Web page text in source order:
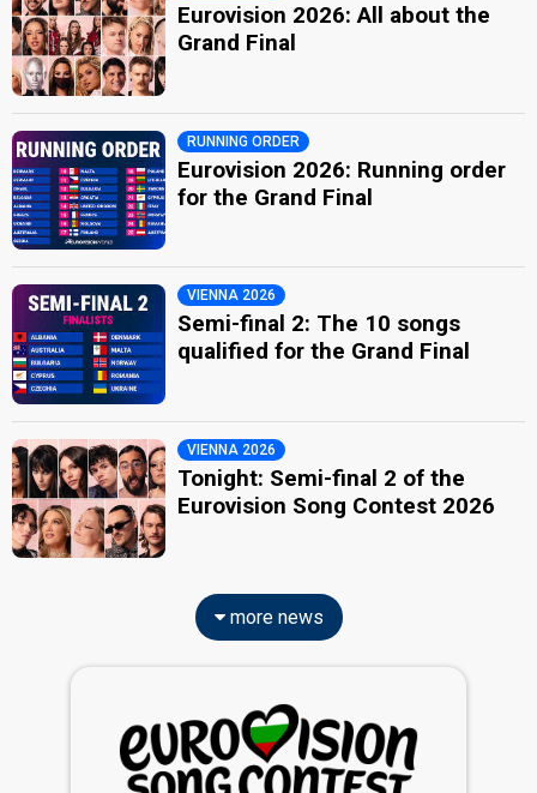
Eurovision 2026: All about the
Grand Final
RUNNING ORDER
Eurovision 2026: Running order
for the Grand Final
VIENNA 2026
Semi-final 2: The 10 songs
qualified for the Grand Final
VIENNA 2026
Tonight: Semi-final 2 of the
Eurovision Song Contest 2026
more news